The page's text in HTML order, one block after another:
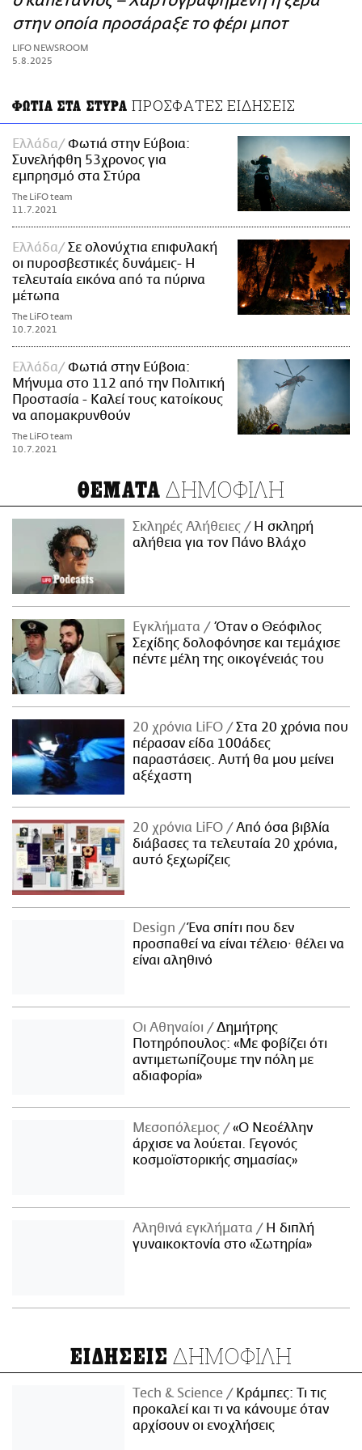
ΑΜΠΑ
PRINT
στην οποία προσάραξε το φέρι μποτ
LIFO NEWSROOM
5.8.2025
ΦΩΤΙΑ ΣΤΑ ΣΤΥΡΑ ΠΡΟΣΦΑΤΕΣ ΕΙΔΗΣΕΙΣ
Ελλάδα
Φωτιά στην Εύβοια:
Συνελήφθη 53χρονος για
εμπρησμό στα Στύρα
The LiFO team
11.7.2021
Ελλάδα
Σε ολονύχτια επιφυλακή
οι πυροσβεστικές δυνάμεις- Η
τελευταία εικόνα από τα πύρινα
μέτωπα
The LiFO team
10.7.2021
Ελλάδα
Φωτιά στην Εύβοια:
Μήνυμα στο 112 από την Πολιτική
Προστασία - Καλεί τους κατοίκους
να απομακρυνθούν
The LiFO team
10.7.2021
ΘΕΜΑΤΑ ΔΗΜΟΦΙΛΗ
Σκληρές Αλήθειες
H σκληρή
αλήθεια για τον Πάνο Βλάχο
Εγκλήματα
Όταν ο Θεόφιλος
Σεχίδης δολοφόνησε και τεμάχισε
πέντε μέλη της οικογένειάς του
20 χρόνια LiFO
Στα 20 χρόνια που
πέρασαν είδα 100άδες
παραστάσεις. Αυτή θα μου μείνει
αξέχαστη
20 χρόνια LiFO
Από όσα βιβλία
διάβασες τα τελευταία 20 χρόνια,
αυτό ξεχωρίζεις
Design
Ένα σπίτι που δεν
προσπαθεί να είναι τέλειο· θέλει να
είναι αληθινό
Οι Αθηναίοι
Δημήτρης
Ποτηρόπουλος: «Με φοβίζει ότι
αντιμετωπίζουμε την πόλη με
αδιαφορία»
Μεσοπόλεμος
«Ο Νεοέλλην
άρχισε να λούεται. Γεγονός
κοσμοϊστορικής σημασίας»
Αληθινά εγκλήματα
Η διπλή
γυναικοκτονία στο «Σωτηρία»
ΕΙΔΗΣΕΙΣ ΔΗΜΟΦΙΛΗ
Τech & Science
Κράμπες: Τι τις
προκαλεί και τι να κάνουμε όταν
αρχίσουν οι ενοχλήσεις